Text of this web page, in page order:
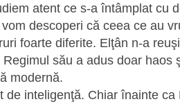
atent ce s-a întâmplat cu
descoperi că ceea ce au
foarte diferite. Elţân n-a
său a adus doar haos
mo­dernă.
de inteligenţă. Chiar înainte